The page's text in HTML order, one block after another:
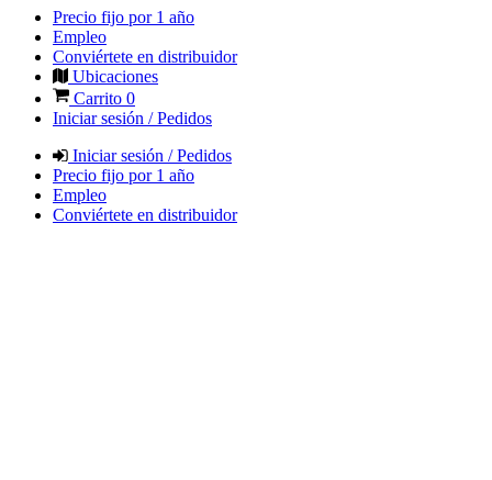
Precio fijo por 1 año
Empleo
Conviértete en distribuidor
Ubicaciones
Carrito 0
Iniciar sesión / Pedidos
Iniciar sesión / Pedidos
Precio fijo por 1 año
Empleo
Conviértete en distribuidor